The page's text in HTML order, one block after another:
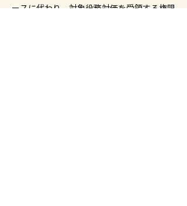
ースに代わり、対象役務対価を受領する権限